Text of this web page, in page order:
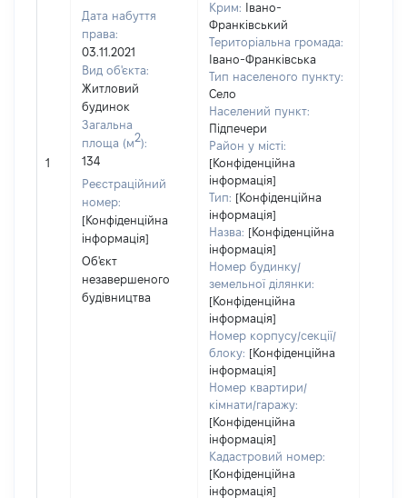
1
Дата набуття
права:
03.11.2021
Вид об'єкта:
Житловий
будинок
Загальна
площа (м2):
134
Реєстраційний
номер:
[Конфіденційна
інформація]
Об'єкт
незавершеного
будівництва
Крим:
Івано-
Франківський
Територіальна громада:
Івано-Франківська
Тип населеного пункту:
Село
Населений пункт:
Підпечери
Район у місті:
[Конфіденційна
інформація]
Тип: [Конфіденційна
інформація]
Назва: [Конфіденційна
інформація]
Номер будинку/
земельної ділянки:
[Конфіденційна
інформація]
Номер корпусу/секції/
блоку: [Конфіденційна
інформація]
Номер квартири/
кімнати/гаражу:
[Конфіденційна
інформація]
Кадастровий номер:
[Конфіденційна
інформація]